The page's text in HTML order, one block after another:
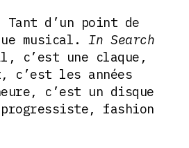
Tant d’un point de
musical. In Search
c’est une claque,
c’est les années
c’est un disque
progressiste, fashion